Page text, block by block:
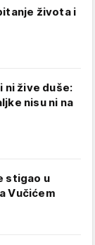
života i
ni žive duše:
nisu ni na
stigao u
Vučićem